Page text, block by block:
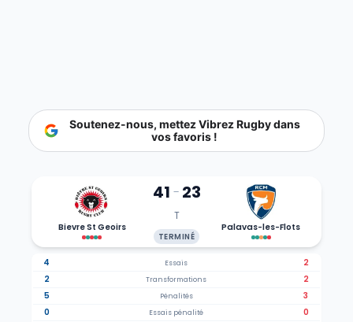
Soutenez-nous, mettez Vibrez Rugby dans
vos favoris !
Bievre St Geoirs
41 - 23
T
TERMINÉ
Palavas-les-Flots
4 Essais
2
2
Transformations
2
5
Pénalités
3
0
Essais pénalité
0